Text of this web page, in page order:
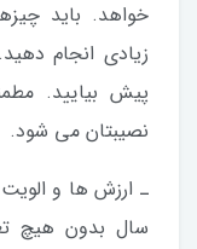
خواهد. باید
زیادی انجام
پیش بیایید.
نصیبتان می شود.
ـ ارزش ها و
سال بدون هیچ